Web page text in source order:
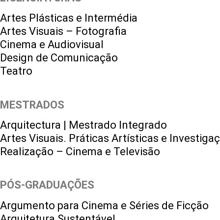
Artes Plásticas e Intermédia
Artes Visuais – Fotografia
Cinema e Audiovisual
Design de Comunicação
Teatro
MESTRADOS
Arquitectura | Mestrado Integrado
Artes Visuais. Práticas Artísticas e
Realização – Cinema e Televisão
PÓS-GRADUAÇÕES
Argumento para Cinema e Séries de Ficção